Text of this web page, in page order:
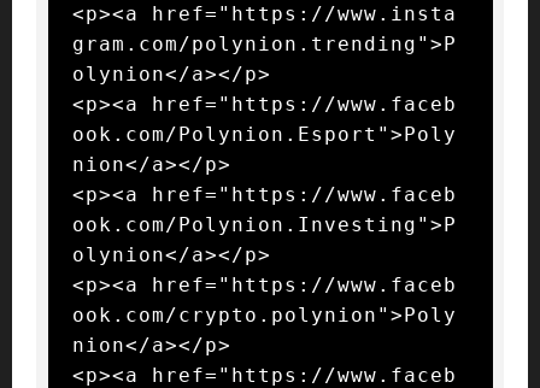
<p><a href="https://www.insta
gram.com/polynion.trending">P
olynion</a></p>
<p><a href="https://www.faceb
ook.com/Polynion.Esport">Poly
nion</a></p>
<p><a href="https://www.faceb
ook.com/Polynion.Investing">P
olynion</a></p>
<p><a href="https://www.faceb
ook.com/crypto.polynion">Poly
nion</a></p>
<p><a href="https://www.faceb